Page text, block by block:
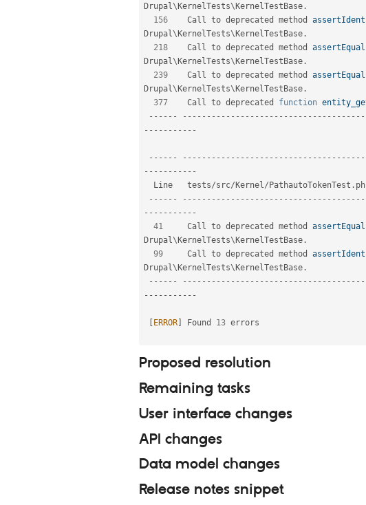
Drupal \KernelTests\KernelTestBase .
156
    Call to deprecated method
Drupal \KernelTests\KernelTestBase .
218
    Call to deprecated method
assertEqual
Drupal \KernelTests\KernelTestBase .
239
    Call to deprecated method
assertEqual
Drupal \KernelTests\KernelTestBase .
377
    Call to deprecated
function
-- -- -- -- -- -- -- -- -- -- -- -- -- -- -- -- -- -- -- -- -- --
-- -- -- -- -- -
-- -- -- -- -- -- -- -- -- -- -- -- -- -- -- -- -- -- -- -- -- --
-- -- -- -- -- -
  Line   tests
/src/Kernel /PathautoTokenTest .
-- -- -- -- -- -- -- -- -- -- -- -- -- -- -- -- -- -- -- -- -- --
-- -- -- -- -- -
41
     Call to deprecated method
assertEqual
Drupal \KernelTests\KernelTestBase .
99
     Call to deprecated method
Drupal \KernelTests\KernelTestBase .
-- -- -- -- -- -- -- -- -- -- -- -- -- -- -- -- -- -- -- -- -- --
-- -- -- -- -- -
[ERROR] Found 13 errors
Proposed resolution
Remaining tasks
User interface changes
API changes
Data model changes
Release notes snippet